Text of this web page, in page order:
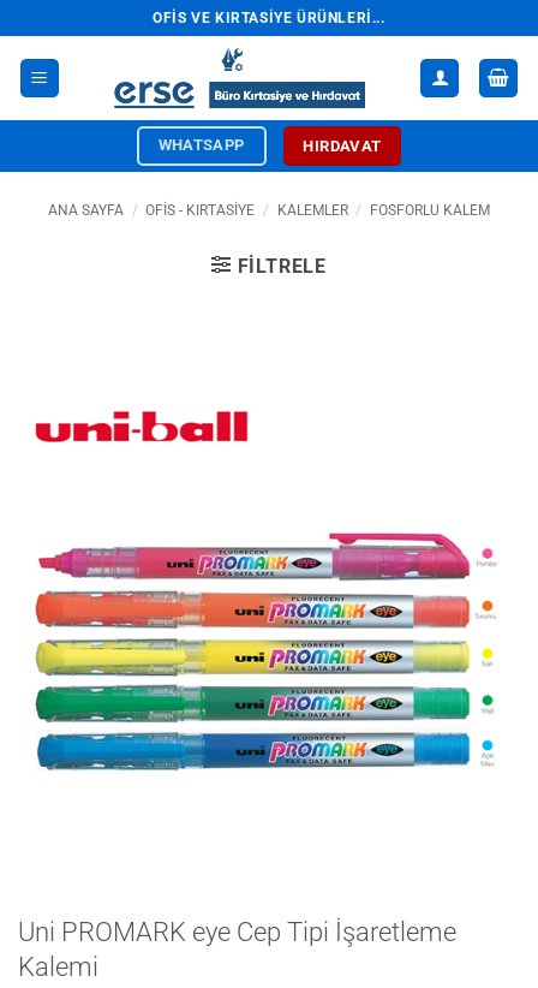
atla
OFIS VE KIRTASIYE ÜRÜNLERI...
WHATSAPP HIRDAVAT
ANA SAYFA / OFİS - KIRTASİYE / KALEMLER / FOSFORLU KALEM
FILTRELE
Uni PROMARK eye Cep Tipi İşaretleme
Kalemi